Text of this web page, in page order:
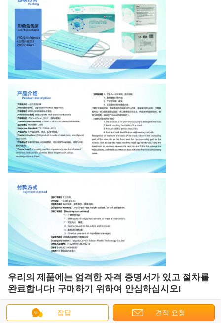
우리의 제품에는 엄격한 자격 증명서가 있고 절차를
완료합니다! 구매하기 위하여 안심하십시오!
잡담 견적 요청